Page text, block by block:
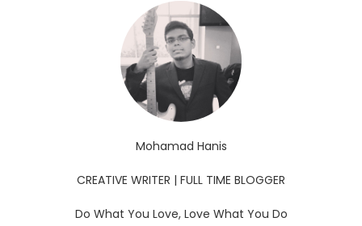
Mohamad Hanis
CREATIVE WRITER | FULL TIME BLOGGER
Do What You Love, Love What You Do